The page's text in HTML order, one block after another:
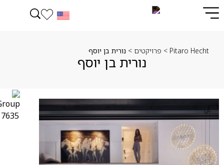
Pitaro Hecht
> פרויקטים > נורית בן יוסף
נורית בן יוסף